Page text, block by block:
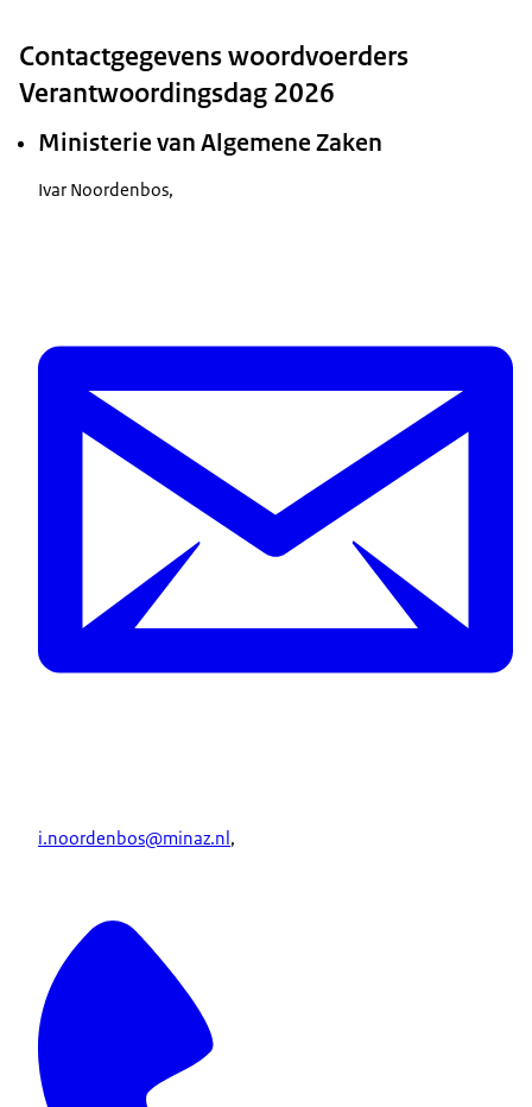
Contactgegevens woordvoerders
Verantwoordingsdag 2026
Ministerie van Algemene Zaken
Ivar Noordenbos,
i.noordenbos@minaz.nl,